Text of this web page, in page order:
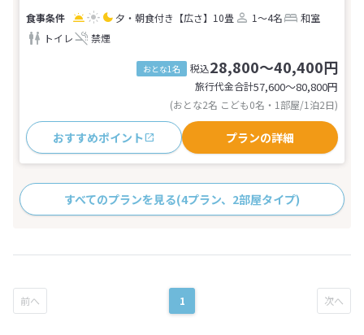
夕・朝食付き 【広さ】10畳 1～4名
和室
トイレ
禁煙
おとな1名 税込28,800～40,400円
旅行代金合計57,600〜80,800円
(おとな2名 こども0名・1部屋/1泊2日)
おすすめポイント プランの詳細
すべてのプランを見る(4プラン、2部屋タイプ)
1